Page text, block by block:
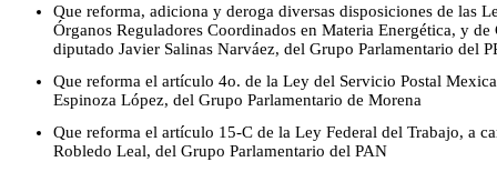
Que reforma, adiciona y deroga diversas disposiciones de las
Órganos Reguladores Coordinados en Materia Energética, y
diputado Javier Salinas Narváez, del Grupo Parlamentario del
Que reforma el artículo 4o. de la Ley del Servicio Postal
Espinoza López, del Grupo Parlamentario de Morena
Que reforma el artículo 15-C de la Ley Federal del Trabajo, a
Robledo Leal, del Grupo Parlamentario del PAN